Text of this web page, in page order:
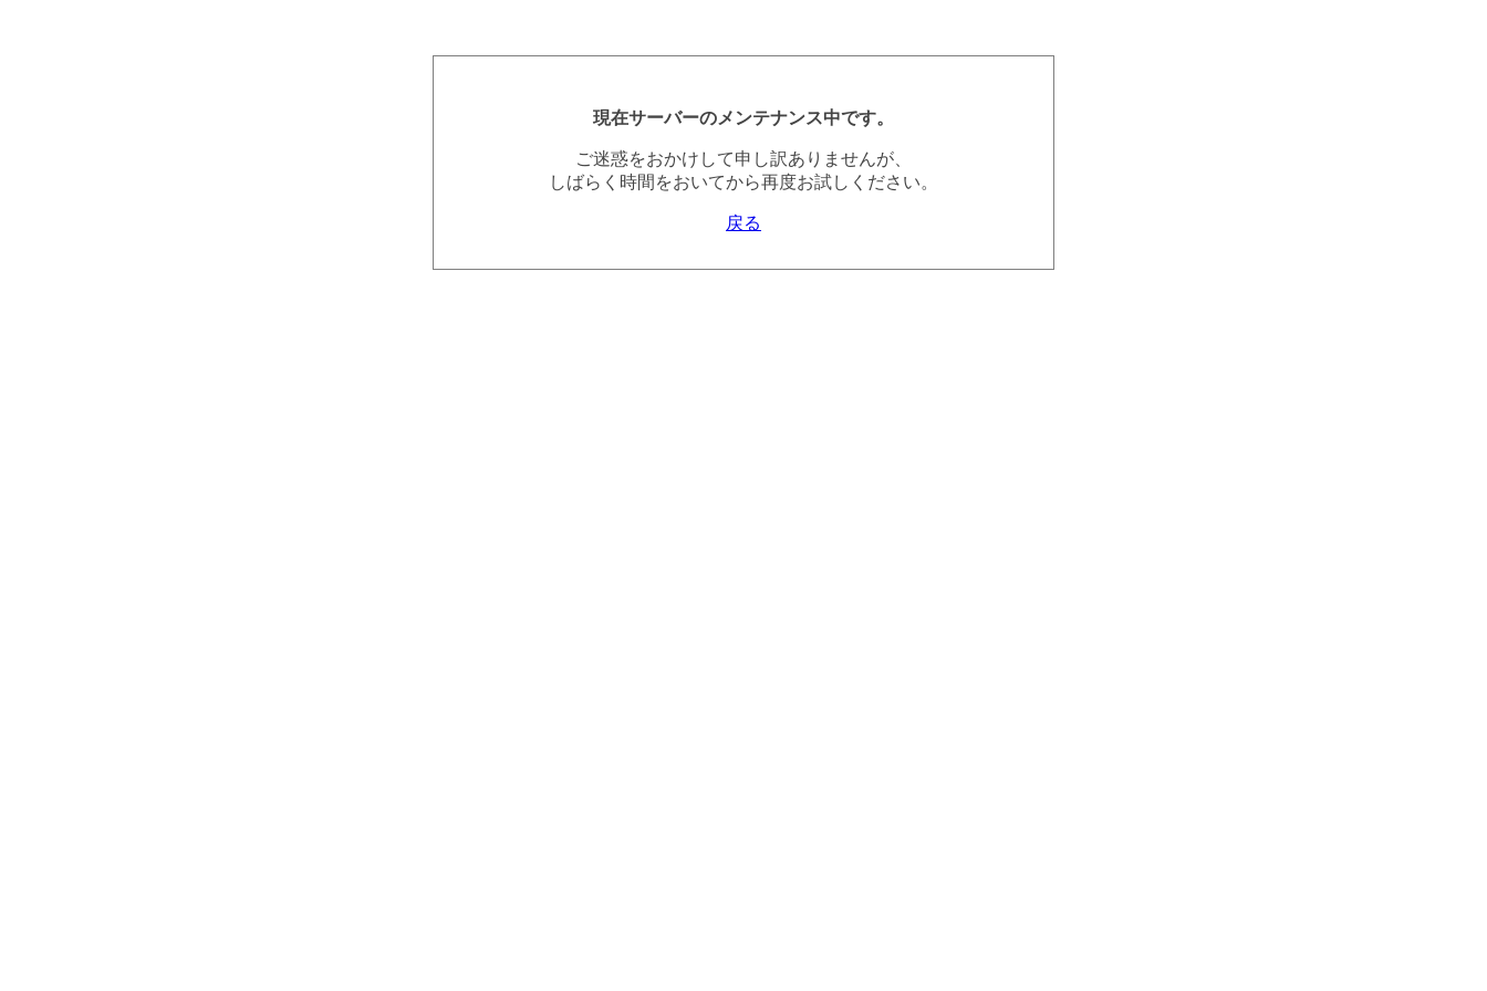
現在サーバーのメンテナンス中です。
ご迷惑をおかけして申し訳ありませんが、
しばらく時間をおいてから再度お試しください。
戻る